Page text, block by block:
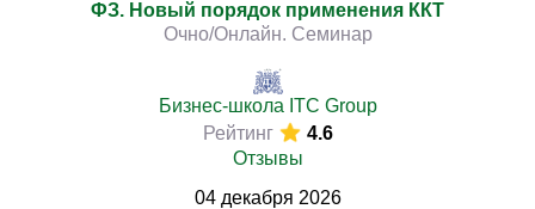
ФЗ. Новый порядок применения ККТ
Очно/Онлайн. Семинар
Бизнес-школа ITC Group
Рейтинг
4.6
Отзывы
04 декабря 2026